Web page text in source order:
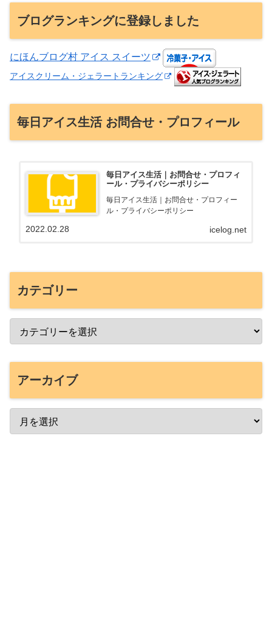
ブログランキングに登録しました
にほんブログ村 アイス スイーツ
アイスクリーム・ジェラートランキング
毎日アイス生活 お問合せ・プロフィール
毎日アイス生活｜お問合せ・プロフィ
ール・プライバシーポリシー
毎日アイス生活｜お問合せ・プロフィー
ル・プライバシーポリシー
icelog.net
2022.02.28
カテゴリー
アーカイブ